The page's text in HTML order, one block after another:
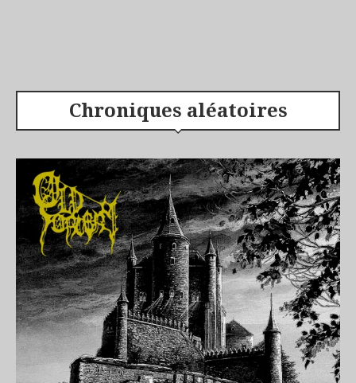
Chroniques aléatoires